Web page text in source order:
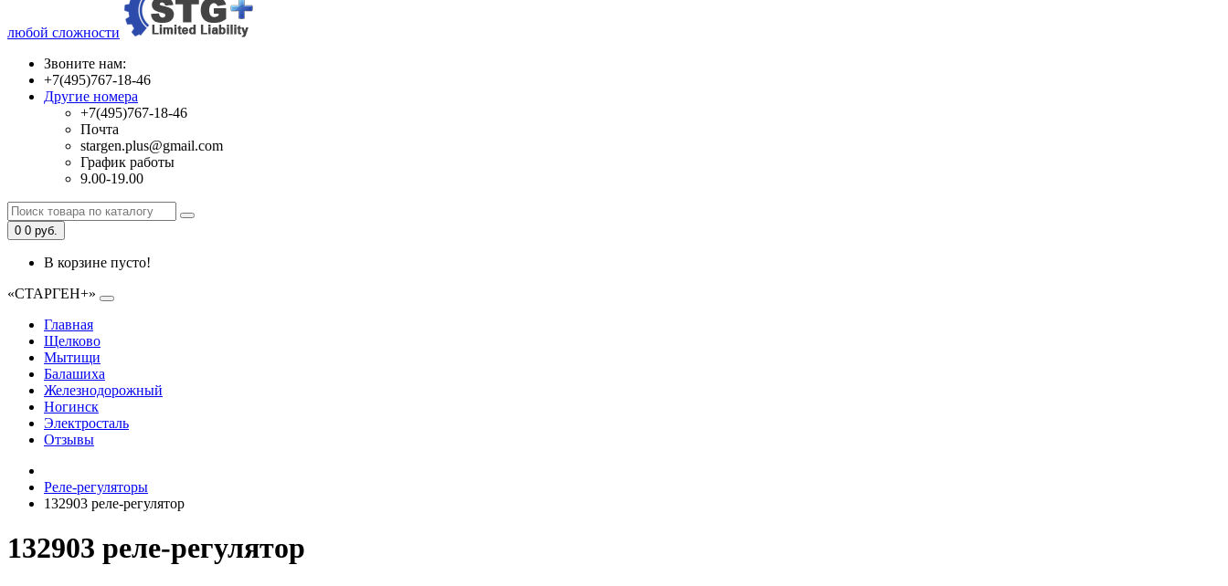
любой сложности
Звоните нам:
+7(495)767-18-46
Другие номера
+7(495)767-18-46
Почта
stargen.plus@gmail.com
График работы
9.00-19.00
0 0 руб.
В корзине пусто!
«СТАРГЕН+»
Главная
Щелково
Мытищи
Балашиха
Железнодорожный
Ногинск
Электросталь
Отзывы
Реле-регуляторы
132903 реле-регулятор
132903 реле-регулятор